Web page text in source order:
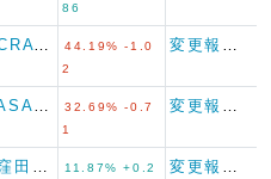
86
44.19% -1.0
2
32.69% -0.7
1
11.87% +0.2